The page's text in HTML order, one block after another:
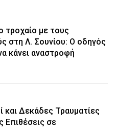
τροχαίο με τους
στη Λ. Σουνίου: Ο οδηγός
κάνει αναστροφή
και Δεκάδες Τραυματίες
Επιθέσεις σε